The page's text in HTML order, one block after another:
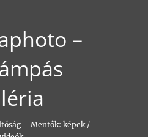
–
– Mentők: képek /